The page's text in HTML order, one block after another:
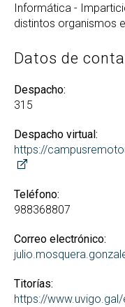
Informática -
distintos organismos
Datos de
Despacho:
315
Despacho virtual:
https://
Teléfono:
988368807
Correo electrónico:
Titorías:
https://